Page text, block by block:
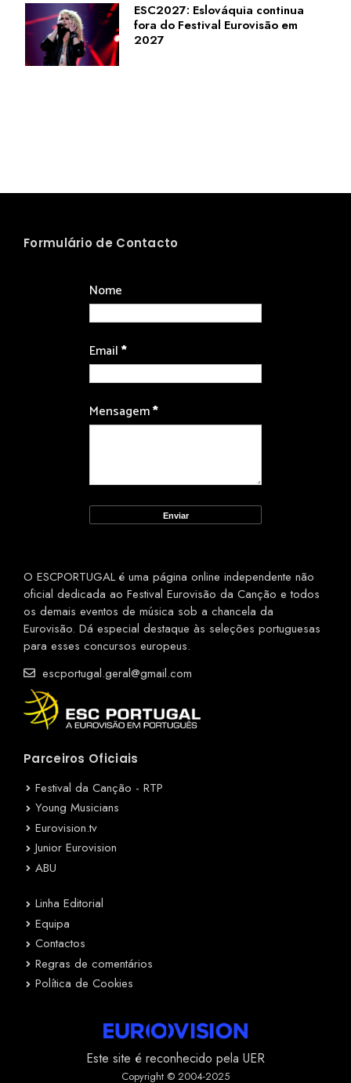
ESC2027: Eslováquia continua
fora do Festival Eurovisão em
2027
Formulário de Contacto
Nome
Email*
Mensagem*
O ESCPORTUGAL é uma página online independente não
oficial dedicada ao Festival Eurovisão da Canção e todos
os demais eventos de música sob a chancela da
Eurovisão. Dá especial destaque às seleções portuguesas
para esses concursos europeus.
escportugal.geral@gmail.com
Parceiros Oficiais
Festival da Canção - RTP
Young Musicians
Eurovision.tv
Junior Eurovision
ABU
Linha Editorial
Equipa
Contactos
Regras de comentários
Política de Cookies
Este site é reconhecido pela UER
Copyright © 2004-2025